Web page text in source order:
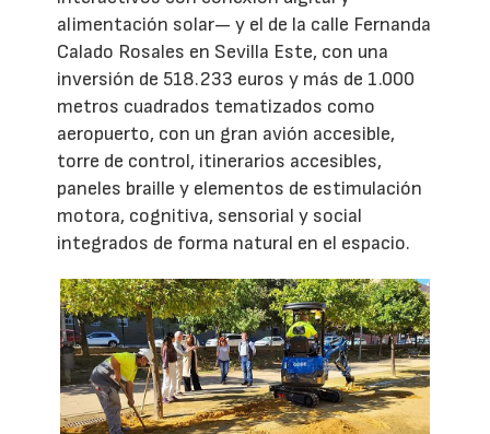
alimentación solar— y el de la calle Fernanda
Calado Rosales en Sevilla Este, con una
inversión de 518.233 euros y más de 1.000
metros cuadrados tematizados como
aeropuerto, con un gran avión accesible,
torre de control, itinerarios accesibles,
paneles braille y elementos de estimulación
motora, cognitiva, sensorial y social
integrados de forma natural en el espacio.